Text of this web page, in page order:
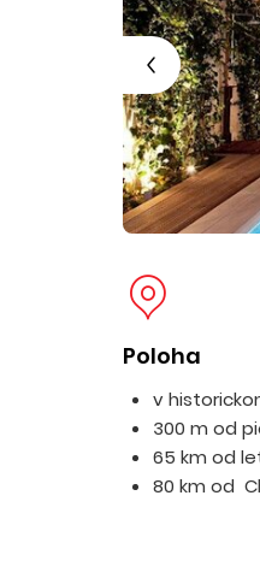
Poloha
v
300 m od
65 km od
80 km od